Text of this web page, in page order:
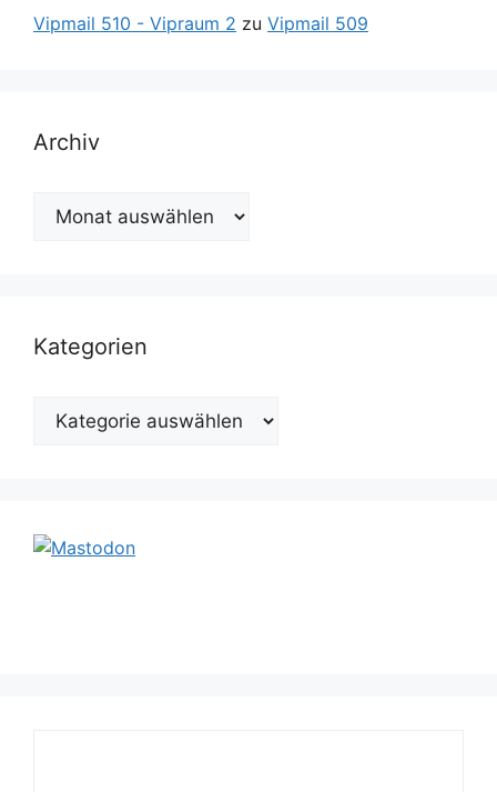
Vipmail 510 - Vipraum 2 zu Vipmail 509
Archiv
Archiv
Kategorien
Kategorien